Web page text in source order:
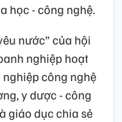
học - công nghệ.
nước” của hội
nghiệp hoạt
công nghệ
y dược - công
giáo dục chia sẻ